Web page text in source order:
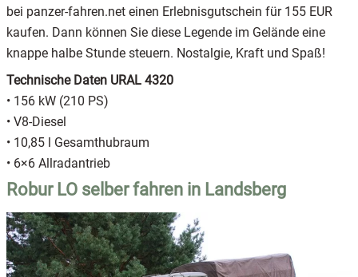
bei panzer-fahren.net einen Erlebnisgutschein für 155 EUR
kaufen. Dann können Sie diese Legende im Gelände eine
knappe halbe Stunde steuern. Nostalgie, Kraft und Spaß!
Technische Daten URAL 4320
• 156 kW (210 PS)
• V8-Diesel
• 10,85 l Gesamthubraum
• 6×6 Allradantrieb
Robur LO selber fahren in Landsberg